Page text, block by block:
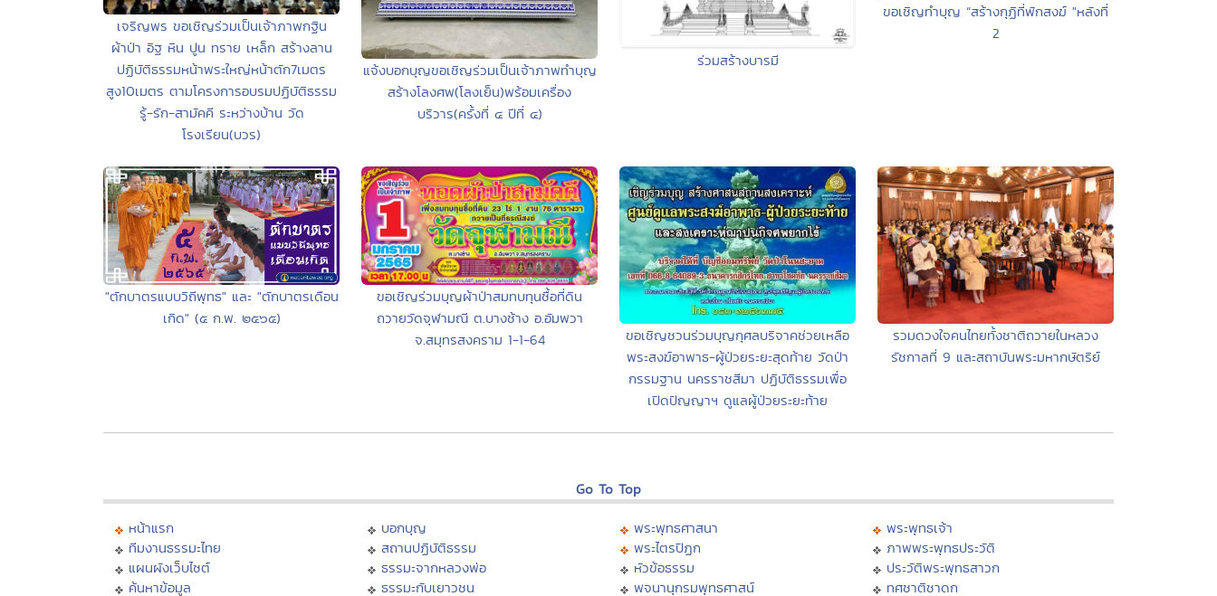
เจริญพร ขอเชิญร่วมเป็นเจ้าภาพกฐิน
ผ้าป่า อิฐ หิน ปูน ทราย เหล็ก สร้างลาน
ปฏิบัติธรรมหน้าพระใหญ่หน้าตัก7เมตร
สูง10เมตร ตามโครงการอบรมปฏิบัติธรรม
รู้-รัก-สามัคคี ระหว่างบ้าน วัด
โรงเรียน(บวร)
แจ้งบอกบุญขอเชิญร่วมเป็นเจ้าภาพทำบุญ
สร้างโลงศพ(โลงเย็น)พร้อมเครื่อง
บริวาร(ครั้งที่ ๔ ปีที่ ๔)
ร่วมสร้างบารมี
ขอเชิญทำบุญ “สร้างกุฏิที่พักสงฆ์ "หลังที่
2
"ตักบาตรแบบวิถีพุทธ" และ "ตักบาตรเดือน
เกิด" (๕ ก.พ. ๒๕๖๕)
ขอเชิญร่วมบุญผ้าป่าสมทบทุนซื้อที่ดิน
ถวายวัดจุฬามณี ต.บางช้าง อ.อัมพวา
จ.สมุทรสงคราม 1-1-64
ขอเชิญชวนร่วมบุญกุศลบริจาคช่วยเหลือ
พระสงฆ์อาพาธ-ผู้ป่วยระยะสุดท้าย วัดป่า
กรรมฐาน นครราชสีมา ปฏิบัติธรรมเพื่อ
เปิดปัญญาฯ ดูแลผู้ป่วยระยะท้าย
รวมดวงใจคนไทยทั้งชาติถวายในหลวง
รัชกาลที่ 9 และสถาบันพระมหากษัตริย์
Go To Top
หน้าแรก
ทีมงานธรรมะไทย
แผนผังเว็บไซต์
ค้นหาข้อมูล
บอกบุญ
สถานปฏิบัติธรรม
ธรรมะจากหลวงพ่อ
ธรรมะกับเยาวชน
พระพุทธศาสนา
พระไตรปิฏก
หัวข้อธรรม
พจนานุกรมพุทธศาสน์
พระพุทธเจ้า
ภาพพระพุทธประวัติ
ประวัติพระพุทธสาวก
ทศชาติชาดก